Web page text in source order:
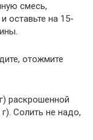
смесь,
оставьте на 15-
отожмите
раскрошенной
Солить не надо,